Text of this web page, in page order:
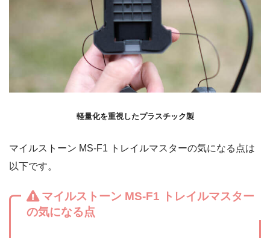
軽量化を重視したプラスチック製
マイルストーン MS‐F1 トレイルマスターの気になる点は
以下です。
マイルストーン MS‐F1 トレイルマスター
の気になる点